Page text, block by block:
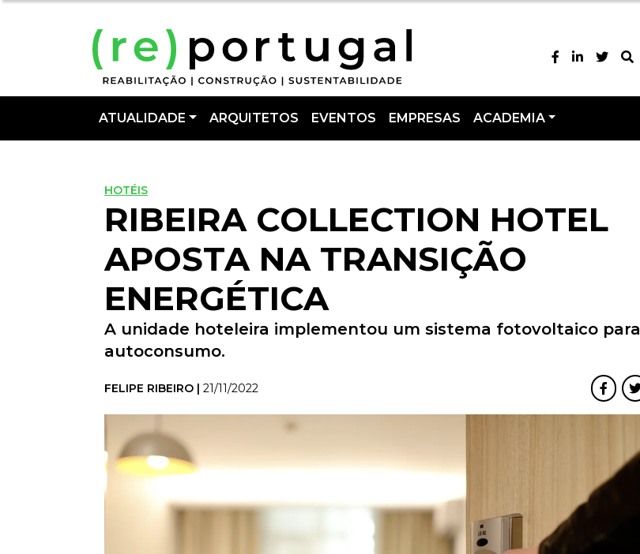
ATUALIDADE ARQUITETOS EVENTOS EMPRESAS ACADEMIA
HOTÉIS
RIBEIRA COLLECTION HOTEL
APOSTA NA TRANSIÇÃO
ENERGÉTICA
A unidade hoteleira implementou um sistema fotovoltaico para
autoconsumo.
FELIPE RIBEIRO | 21/11/2022